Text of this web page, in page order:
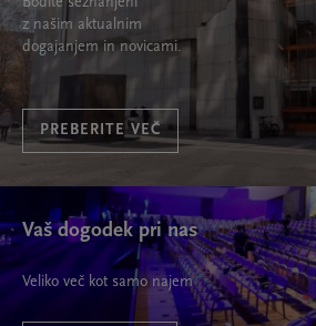
z našim aktualnim
dogajanjem in novicami.
PREBERITE VEČ
Vaš dogodek pri nas
Veliko več kot samo najem